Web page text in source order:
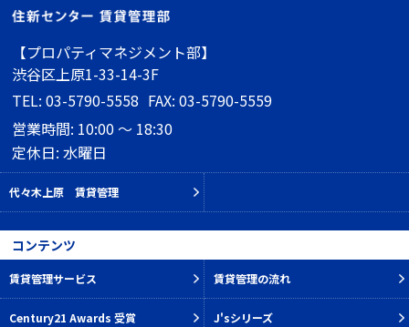
【プロパティマネジメント部】
渋谷区上原1-33-14-3F
TEL: 03-5790-5558 FAX: 03-5790-5559
営業時間: 10:00 ～ 18:30
定休日: 水曜日
代々木上原 賃貸管理
コンテンツ
賃貸管理サービス 賃貸管理の流れ
Century21 Awards 受賞 J'sシリーズ